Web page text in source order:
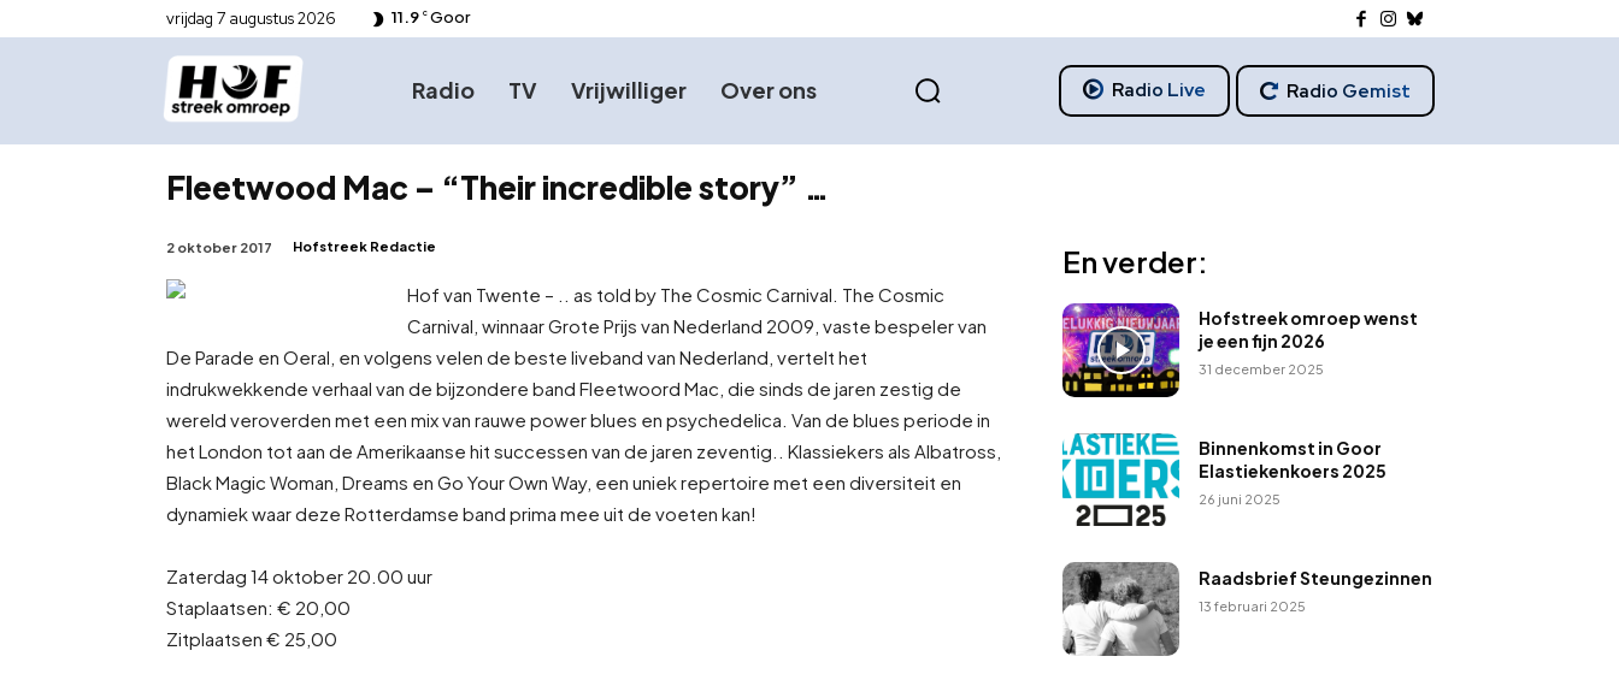
vrijdag 7 augustus 2026 11.9 C Goor
Radio TV Vrijwilliger Over ons Radio Live Radio Gemist
Fleetwood Mac – “Their incredible story” …
2 oktober 2017 Hofstreek Redactie
Hof van Twente – .. as told by The Cosmic Carnival. The Cosmic
Carnival, winnaar Grote Prijs van Nederland 2009, vaste bespeler van
De Parade en Oeral, en volgens velen de beste liveband van Nederland, vertelt het
indrukwekkende verhaal van de bijzondere band Fleetwoord Mac, die sinds de jaren zestig de
wereld veroverden met een mix van rauwe power blues en psychedelica. Van de blues periode in
het London tot aan de Amerikaanse hit successen van de jaren zeventig.
. Klassiekers als Albatross,
Black Magic Woman, Dreams en Go Your Own Way, een uniek repertoire met een diversiteit en
dynamiek waar deze Rotterdamse band prima mee uit de voeten kan!
Zaterdag 14 oktober 20.00 uur
Staplaatsen: € 20,00
Zitplaatsen € 25,00
En verder:
Hofstreek omroep wenst
je een fijn 2026
31 december 2025
Binnenkomst in Goor
Elastiekenkoers 2025
26 juni 2025
Raadsbrief Steungezinnen
13 februari 2025